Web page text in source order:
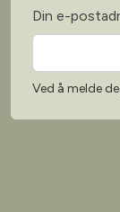
Din e-
Ved å melde